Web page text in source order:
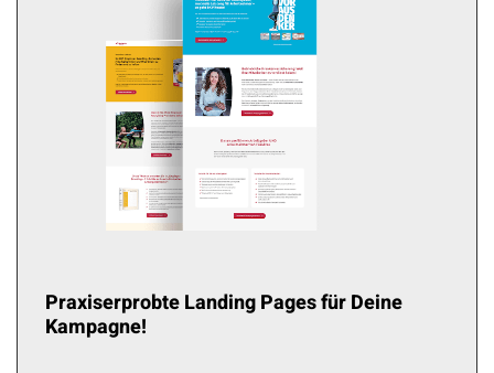
Praxiserprobte Landing Pages für Deine
Kampagne!